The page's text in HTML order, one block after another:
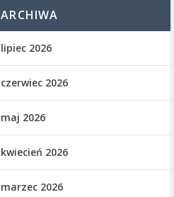
ARCHIWA
lipiec 2026
czerwiec 2026
maj 2026
kwiecień 2026
marzec 2026